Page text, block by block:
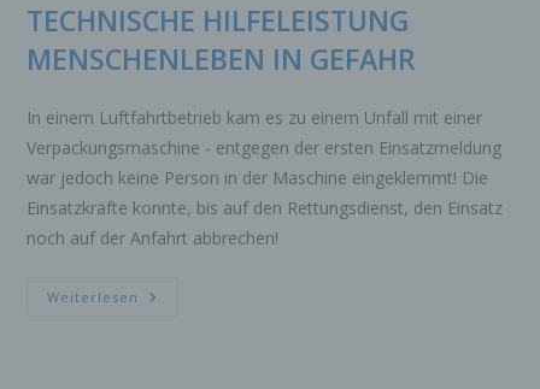
TECHNISCHE HILFELEISTUNG
MENSCHENLEBEN IN GEFAHR
In einem Luftfahrtbetrieb kam es zu einem Unfall mit einer
Verpackungsmaschine - entgegen der ersten Einsatzmeldung
war jedoch keine Person in der Maschine eingeklemmt! Die
Einsatzkräfte konnte, bis auf den Rettungsdienst, den Einsatz
noch auf der Anfahrt abbrechen!
Weiterlesen TECHNISCHE